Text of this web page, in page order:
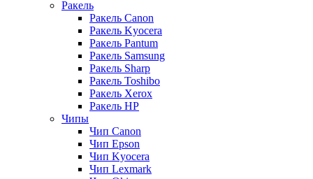
Ракель
Ракель Canon
Ракель Kyocera
Ракель Pantum
Ракель Samsung
Ракель Sharp
Ракель Toshibo
Ракель Xerox
Ракель НР
Чипы
Чип Canon
Чип Epson
Чип Kyocera
Чип Lexmark